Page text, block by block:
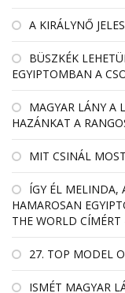
A KIRÁLYNŐ
BÜSZKÉK
EGYIPTOMBAN A
MAGYAR LÁNY A
HAZÁNKAT A
MIT CSINÁL
ÍGY ÉL MELINDA,
HAMAROSAN
THE WORLD
27. TOP MODEL
ISMÉT MAGYAR